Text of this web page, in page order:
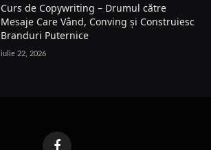
Curs de Copywriting – Drumul către
Mesaje Care Vând, Conving și Construiesc
Branduri Puternice
iulie 22, 2026